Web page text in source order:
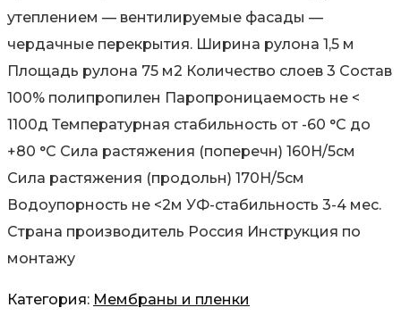
утеплением — вентилируемые фасады —
чердачные перекрытия. Ширина рулона 1,5 м
Площадь рулона 75 м2 Количество слоев 3 Состав
100% полипропилен Паропроницаемость не <
1100д Температурная стабильность от -60 °C до
+80 °C Сила растяжения (поперечн) 160H/5см
Сила растяжения (продольн) 170H/5см
Водоупорность не <2м УФ-стабильность 3-4 мес.
Страна производитель Россия Инструкция по
монтажу
Категория: Мембраны и пленки